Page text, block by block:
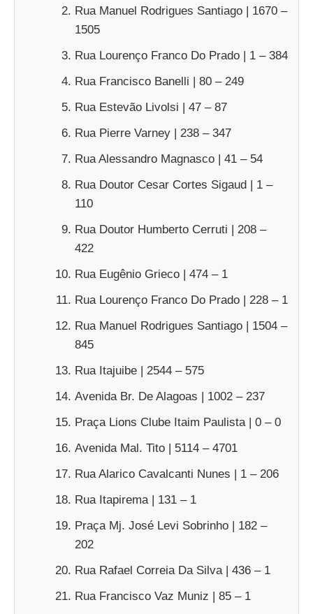
Rua Manuel Rodrigues Santiago | 1670 –
1505
Rua Lourenço Franco Do Prado | 1 – 384
Rua Francisco Banelli | 80 – 249
Rua Estevão Livolsi | 47 – 87
Rua Pierre Varney | 238 – 347
Rua Alessandro Magnasco | 41 – 54
Rua Doutor Cesar Cortes Sigaud | 1 –
110
Rua Doutor Humberto Cerruti | 208 –
422
Rua Eugênio Grieco | 474 – 1
Rua Lourenço Franco Do Prado | 228 – 1
Rua Manuel Rodrigues Santiago | 1504 –
845
Rua Itajuibe | 2544 – 575
Avenida Br. De Alagoas | 1002 – 237
Praça Lions Clube Itaim Paulista | 0 – 0
Avenida Mal. Tito | 5114 – 4701
Rua Alarico Cavalcanti Nunes | 1 – 206
Rua Itapirema | 131 – 1
Praça Mj. José Levi Sobrinho | 182 –
202
Rua Rafael Correia Da Silva | 436 – 1
Rua Francisco Vaz Muniz | 85 – 1